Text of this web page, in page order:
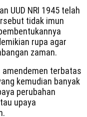
UUD NRI 1945 telah
tidak imun
rupa agar
zaman.
terbatas
kemudian banyak
perubahan
upaya